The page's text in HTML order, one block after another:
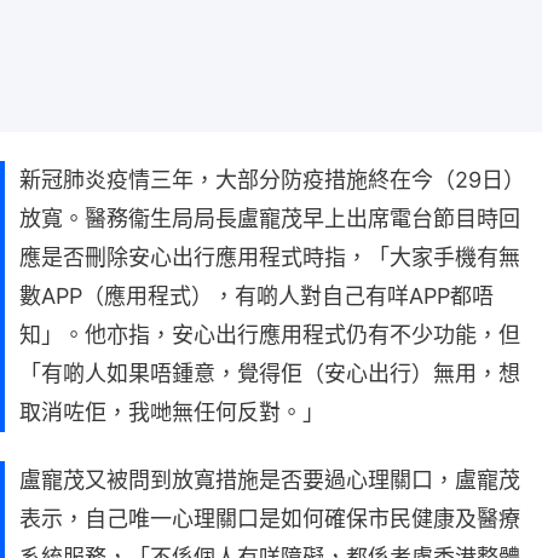
新冠肺炎疫情三年，大部分防疫措施終在今（29日）
放寬。醫務衞生局局長盧寵茂早上出席電台節目時回
應是否刪除安心出行應用程式時指，「大家手機有無
數APP（應用程式），有啲人對自己有咩APP都唔
知」。他亦指，安心出行應用程式仍有不少功能，但
「有啲人如果唔鍾意，覺得佢（安心出行）無用，想
取消咗佢，我哋無任何反對。」
盧寵茂又被問到放寬措施是否要過心理關口，盧寵茂
表示，自己唯一心理關口是如何確保市民健康及醫療